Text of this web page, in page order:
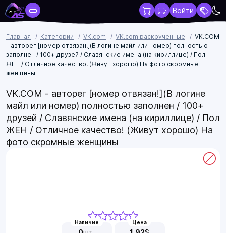
Войти
Главная Категории VK.com VK.com раскрученные
VK.COM
- авторег [номер отвязан!](В логине майл или номер) полностью
заполнен / 100+ друзей / Славянские имена (на кириллице) / Пол
ЖЕН / Отличное качество! (Живут хорошо) На фото скромные
женщины
VK.COM - авторег [номер отвязан!](В логине
майл или номер) полностью заполнен / 100+
друзей / Славянские имена (на кириллице) / Пол
ЖЕН / Отличное качество! (Живут хорошо) На
фото скромные женщины
Наличие Цена